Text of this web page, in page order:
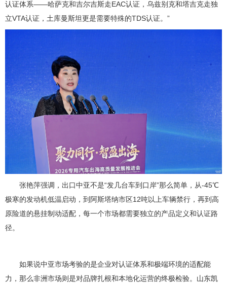
认证体系——哈萨克和吉尔吉斯走EAC认证，乌兹别克和塔吉克走独
立VTA认证，土库曼斯坦更是需要特殊的TDS认证。”
张艳萍强调，出口中亚不是“发几台车到口岸”那么简单，从-45℃
极寒的发动机低温启动，到阿斯塔纳市区12吨以上车辆禁行，再到高
原险道的悬挂制动适配，每一个市场都需要独立的产品定义和认证路
径。
如果说中亚市场考验的是企业对认证体系和极端环境的适配能
力，那么非洲市场则是对品牌扎根和本地化运营的终极检验。山东凯